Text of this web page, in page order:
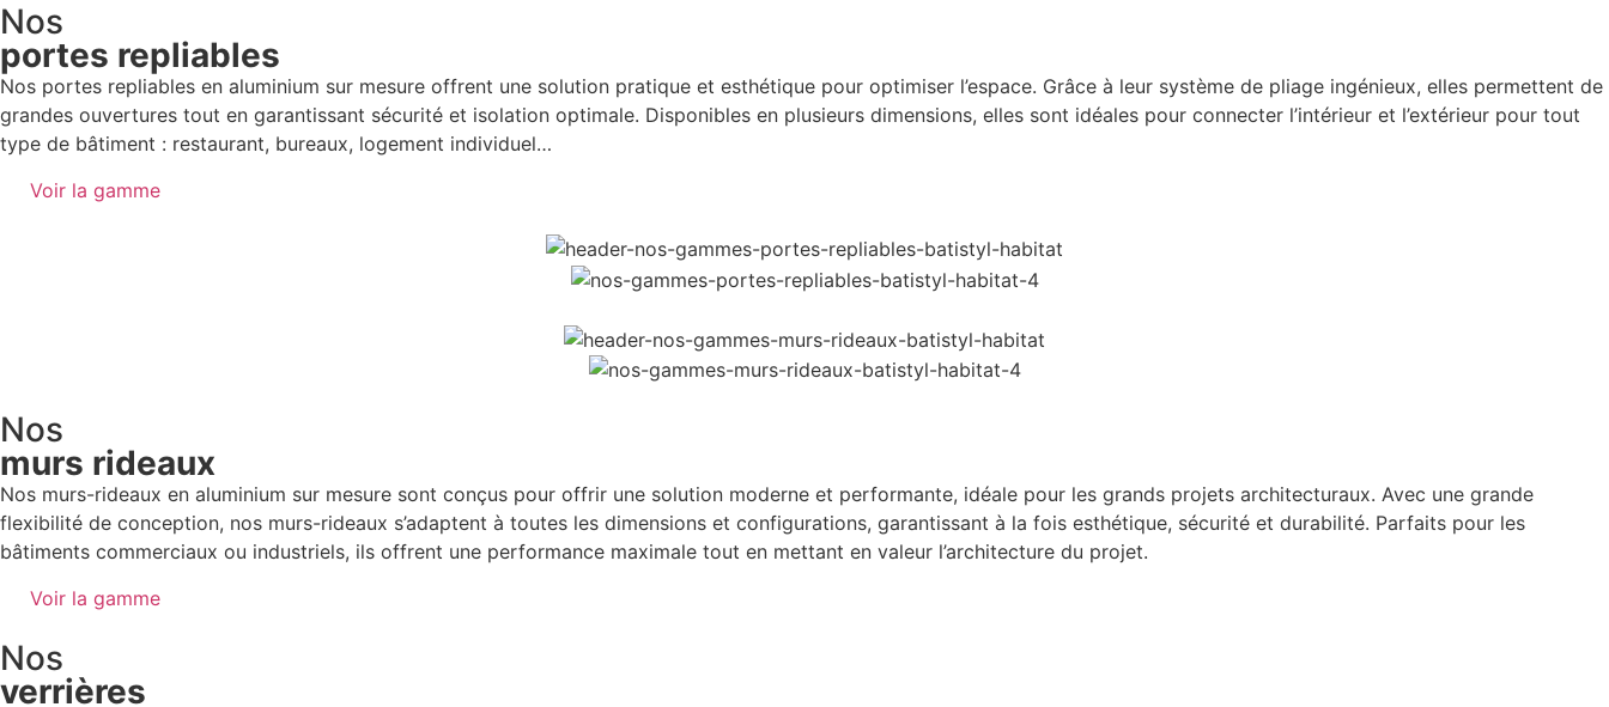
Nos
portes repliables
Nos portes repliables en aluminium sur mesure offrent une solution pratique et esthétique pour optimiser l’espace. Grâce à leur système de pliage ingénieux, elles permettent de
grandes ouvertures tout en garantissant sécurité et isolation optimale. Disponibles en plusieurs dimensions, elles sont idéales pour connecter l’intérieur et l’extérieur pour tout
type de bâtiment : restaurant, bureaux, logement individuel…
Voir la gamme
Nos
murs rideaux
Nos murs-rideaux en aluminium sur mesure sont conçus pour offrir une solution moderne et performante, idéale pour les grands projets architecturaux. Avec une grande
flexibilité de conception, nos murs-rideaux s’adaptent à toutes les dimensions et configurations, garantissant à la fois esthétique, sécurité et durabilité. Parfaits pour les
bâtiments commerciaux ou industriels, ils offrent une performance maximale tout en mettant en valeur l’architecture du projet.
Voir la gamme
Nos
verrières